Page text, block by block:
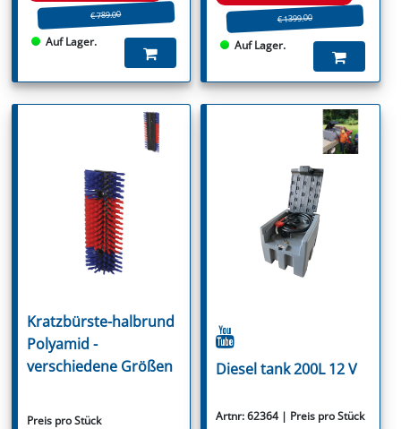
€ 789.00
Auf Lager.
€ 1399.00
Auf Lager.
Kratzbürste-halbrund
Polyamid -
verschiedene Größen
Preis pro Stück
Diesel tank 200L 12 V
Artnr: 62364 | Preis pro Stück